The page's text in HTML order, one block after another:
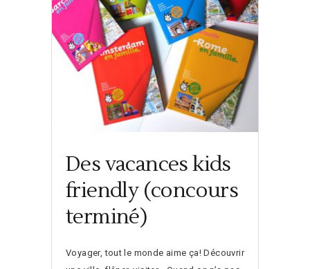
Des vacances kids
friendly (concours
terminé)
Voyager, tout le monde aime ça! Découvrir